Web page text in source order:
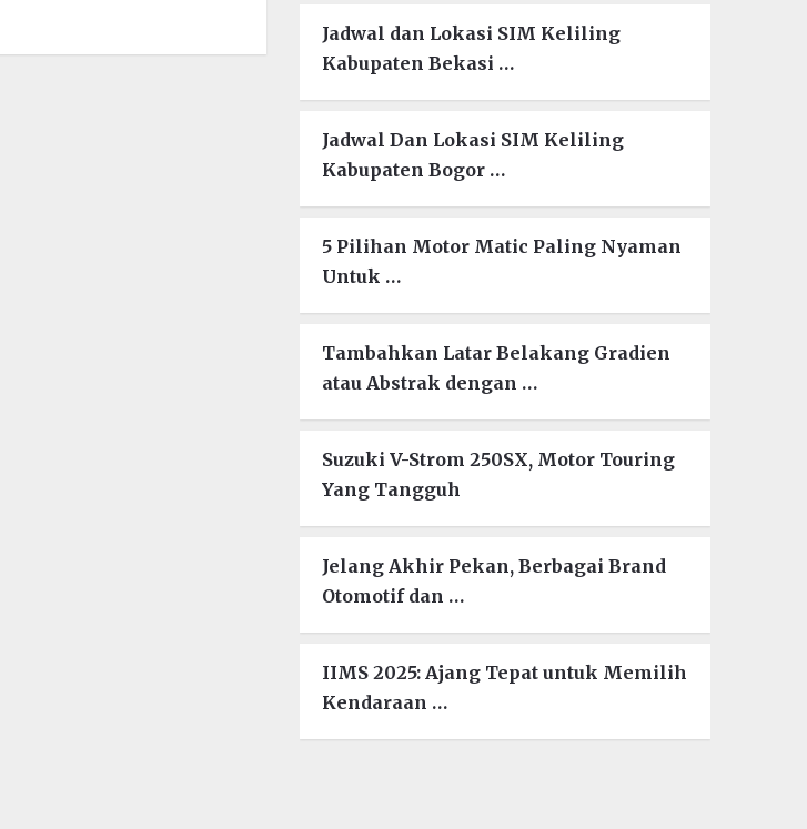
Jadwal dan Lokasi SIM Keliling
Kabupaten Bekasi …
Jadwal Dan Lokasi SIM Keliling
Kabupaten Bogor …
5 Pilihan Motor Matic Paling Nyaman
Untuk …
Tambahkan Latar Belakang Gradien
atau Abstrak dengan …
Suzuki V-Strom 250SX, Motor Touring
Yang Tangguh
Jelang Akhir Pekan, Berbagai Brand
Otomotif dan …
IIMS 2025: Ajang Tepat untuk Memilih
Kendaraan …